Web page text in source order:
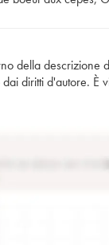
della
diritti d'autore.